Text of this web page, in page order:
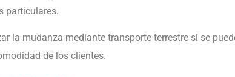
particulares.
la mudanza mediante transporte terrestre si se
de los clientes.